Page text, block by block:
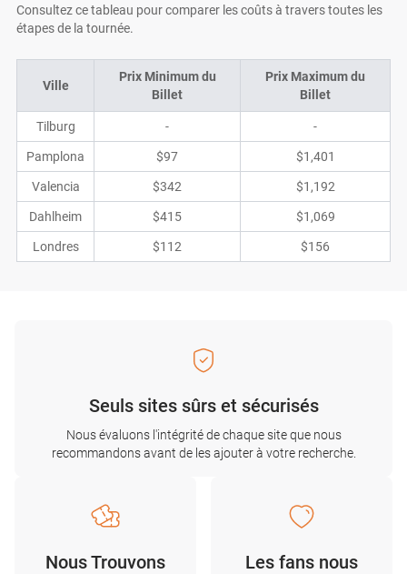
Consultez ce tableau pour comparer les coûts à travers toutes les
étapes de la tournée.
Ville
Prix Minimum du
Billet
Prix Maximum du
Billet
Tilburg - -
Pamplona $97 $1,401
Valencia $342 $1,192
Dahlheim $415 $1,069
Londres $112 $156
Seuls sites sûrs et sécurisés
Nous évaluons l'intégrité de chaque site que nous
recommandons avant de les ajouter à votre recherche.
Nous Trouvons
Les fans nous